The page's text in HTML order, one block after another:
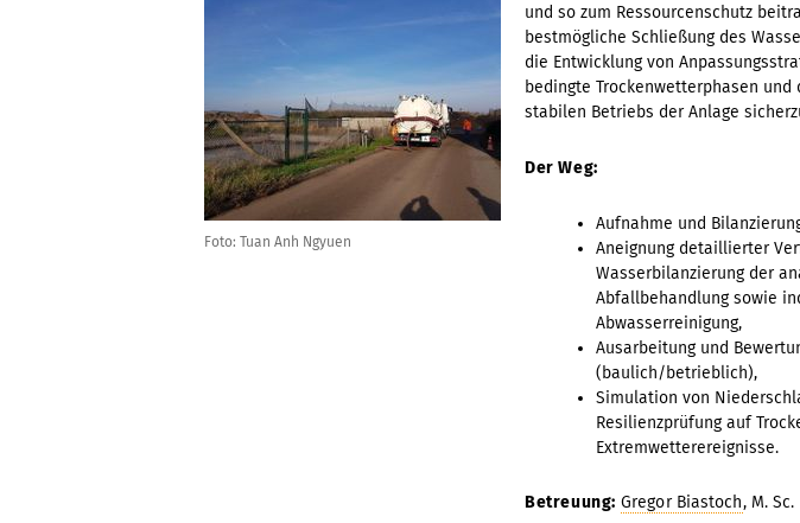
Foto: Tuan Anh Ngyuen
und so zum Ressourcenschutz
bestmögliche Schließung des
die Entwicklung von
bedingte Trockenwetterphasen
stabilen Betriebs der Anlage
Der Weg:
Aufnahme und
Aneignung detaillierter
Wasserbilanzierung der
Abfallbehandlung sowie
Abwasserreinigung,
Ausarbeitung und
(baulich/betrieblich),
Simulation von
Resilienzprüfung auf
Extremwetterereignisse.
Betreuung: Gregor Biastoch, M. Sc.